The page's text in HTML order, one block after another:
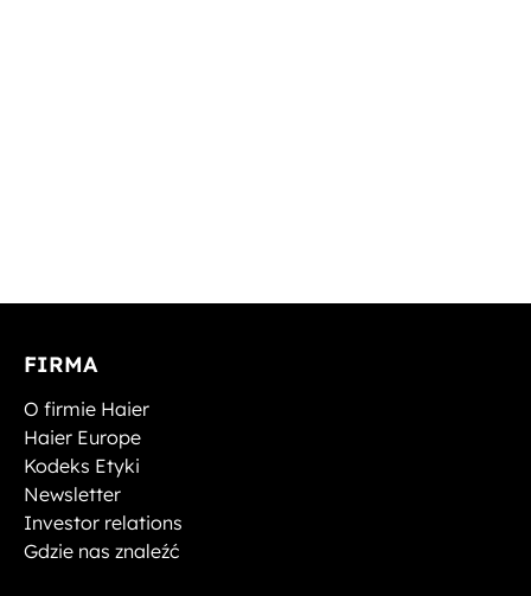
FIRMA
O firmie Haier
Haier Europe
Kodeks Etyki
Newsletter
Investor relations
Gdzie nas znaleźć